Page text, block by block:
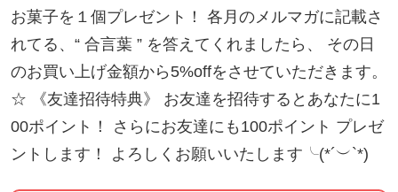
◾️ハイデルベルク：5,000円
https://ticket.tsuku2.jp/events-detail/4010022002812
3
☆･*:.｡. .｡.:*･☆ﾟ･*:.｡. .｡.:*･☆ﾟ･*:.｡. .｡.:*･☆ﾟ･*:.｡. .｡.:
*･☆
お菓子を１個プレゼント！ 各月のメルマガに記載さ
れてる、“ 合言葉 ” を答えてくれましたら、 その日
のお買い上げ金額から5%offをさせていただきます。
☆ 《友達招待特典》 お友達を招待するとあなたに1
00ポイント！ さらにお友達にも100ポイント プレゼ
ントします！ よろしくお願いいたします╰(*´︶`*)